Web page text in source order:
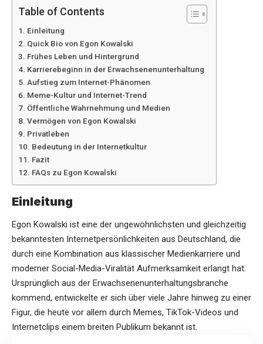
Table of Contents
Einleitung
Quick Bio von Egon Kowalski
Frühes Leben und Hintergrund
Karrierebeginn in der Erwachsenenunterhaltung
Aufstieg zum Internet-Phänomen
Meme-Kultur und Internet-Trend
Öffentliche Wahrnehmung und Medien
Vermögen von Egon Kowalski
Privatleben
Bedeutung in der Internetkultur
Fazit
FAQs zu Egon Kowalski
Einleitung
Egon Kowalski ist eine der ungewöhnlichsten und gleichzeitig
bekanntesten Internetpersönlichkeiten aus Deutschland, die
durch eine Kombination aus klassischer Medienkarriere und
moderner Social-Media-Viralität Aufmerksamkeit erlangt hat.
Ursprünglich aus der Erwachsenenunterhaltungsbranche
kommend, entwickelte er sich über viele Jahre hinweg zu einer
Figur, die heute vor allem durch Memes, TikTok-Videos und
Internetclips einem breiten Publikum bekannt ist.